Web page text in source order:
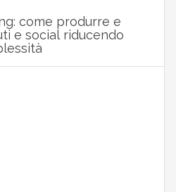
come produrre e
e social riducendo